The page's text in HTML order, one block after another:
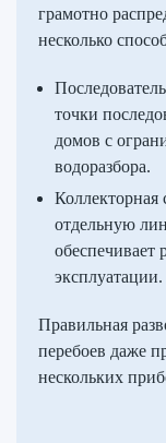
грамотно
несколько
точки
домов с
водоразбора.
Коллекторная
отдельную
обеспечивает
эксплуатации.
Правильная
перебоев даже
нескольких